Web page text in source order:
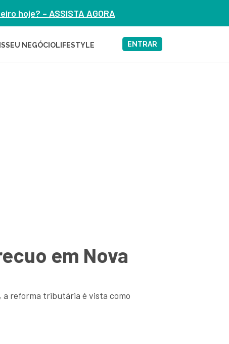
hoje? – ASSISTA AGORA
SEU NEGÓCIOLIFESTYLE ENTRAR
em Nova
reforma tributária é vista como